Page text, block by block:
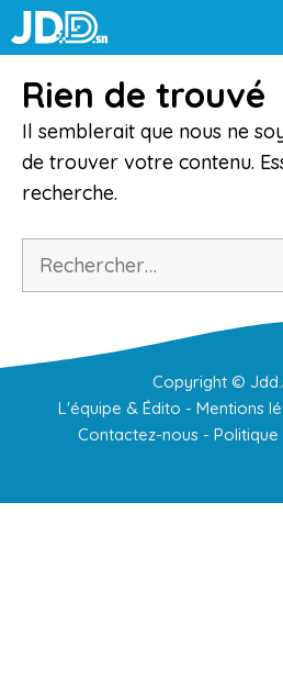
Aller
au
Rien de trouvé
Il semblerait que nous ne
de trouver votre contenu.
recherche.
Rechercher :
Copyright ©
L'équipe & Édito - Mentions
Contactez-nous-